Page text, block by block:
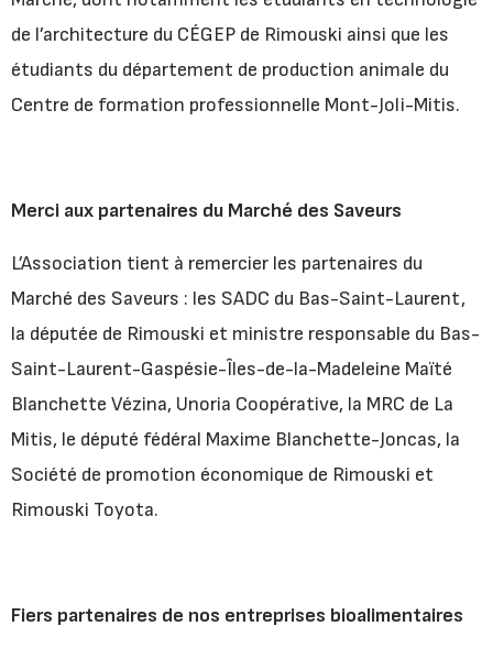
de l’architecture du CÉGEP de Rimouski ainsi que les
étudiants du département de production animale du
Centre de formation professionnelle Mont-Joli-Mitis.
Merci aux partenaires du Marché des Saveurs
L’Association tient à remercier les partenaires du
Marché des Saveurs : les SADC du Bas-Saint-Laurent,
la députée de Rimouski et ministre responsable du Bas-
Saint-Laurent-Gaspésie-Îles-de-la-Madeleine Maïté
Blanchette Vézina, Unoria Coopérative, la MRC de La
Mitis, le député fédéral Maxime Blanchette-Joncas, la
Société de promotion économique de Rimouski et
Rimouski Toyota.
Fiers partenaires de nos entreprises bioalimentaires